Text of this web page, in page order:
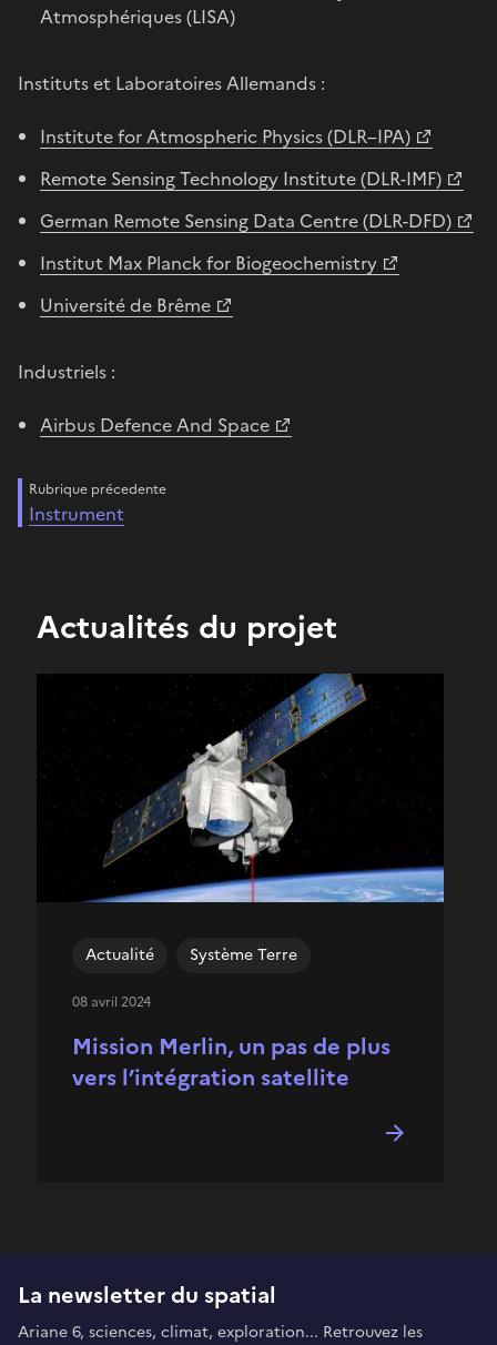
Atmosphériques (LISA)
Instituts et Laboratoires Allemands :
Institute for Atmospheric Physics (DLR–IPA)
Remote Sensing Technology Institute (DLR-IMF)
German Remote Sensing Data Centre (DLR-DFD)
Institut Max Planck for Biogeochemistry
Université de Brême
Industriels :
Airbus Defence And Space
Rubrique précedente
Instrument
Actualités du projet
Mission Merlin, un pas de plus
vers l’intégration satellite
Actualité Système Terre
08 avril 2024
La newsletter du spatial
Ariane 6, sciences, climat, exploration... Retrouvez les